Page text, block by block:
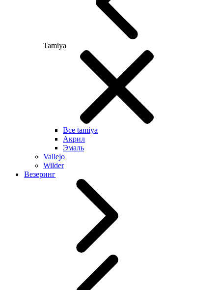
Tamiya
Все tamiya
Акрил
Эмаль
Vallejo
Wilder
Везеринг